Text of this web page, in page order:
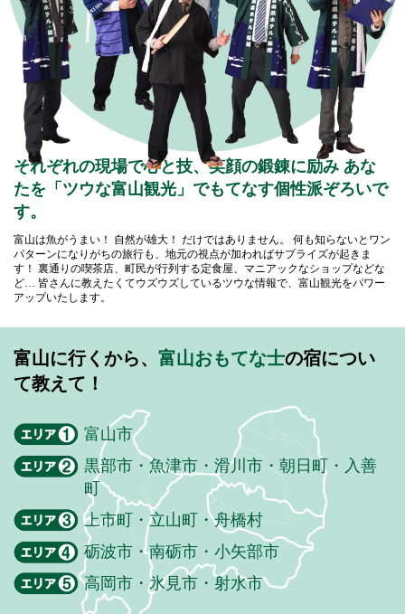
それぞれの現場で心と技、笑顔の鍛錬に励み あな
たを「ツウな富山観光」でもてなす個性派ぞろいで
す。
富山は魚がうまい！ 自然が雄大！ だけではありません。
何も知らないとワン
パターンになりがちの旅行も、地元の視点が加わればサプライズが起きま
す！ 裏通りの喫茶店、町民が行列する定食屋、マニアックなショップなどな
ど… 皆さんに教えたくてウズウズしているツウな情報で、富山観光をパワー
アップいたします。
富山に行くから、 富山おもてな士の宿につい
て教えて！
富山市
黒部市・魚津市・滑川市・朝日町・入善
町
上市町・立山町・舟橋村
砺波市・南砺市・小矢部市
高岡市・氷見市・射水市